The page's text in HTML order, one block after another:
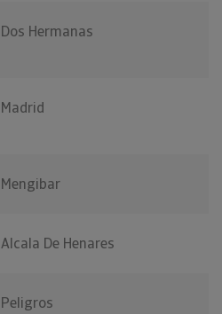
Dos Hermanas
Madrid
Mengibar
Alcala De Henares
Peligros